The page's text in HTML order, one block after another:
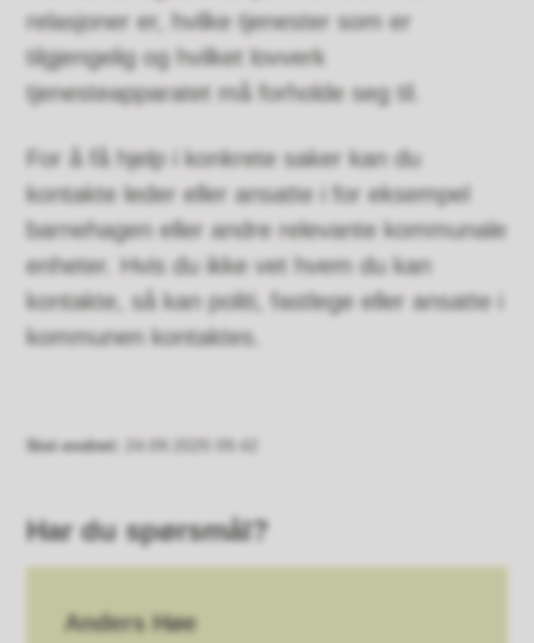
relasjoner er, hvilke tjenester som er
tilgjengelig og hvilket lovverk
tjenesteapparatet må forholde seg til.
For å få hjelp i konkrete saker kan du
kontakte leder eller ansatte i for eksempel
barnehagen eller andre relevante kommunale
enheter. Hvis du ikke vet hvem du kan
kontakte, så kan politi, fastlege eller ansatte i
kommunen kontaktes.
Sist endret
Har du spørsmål?
Anders Høe